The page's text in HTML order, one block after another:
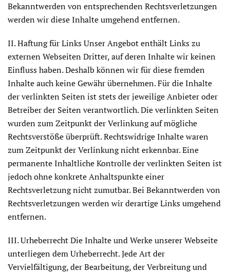
Bekanntwerden von entsprechenden Rechtsverletzungen
werden wir diese Inhalte umgehend entfernen.
II. Haftung für Links Unser Angebot enthält Links zu
externen Webseiten Dritter, auf deren Inhalte wir keinen
Einfluss haben. Deshalb können wir für diese fremden
Inhalte auch keine Gewähr übernehmen. Für die Inhalte
der verlinkten Seiten ist stets der jeweilige Anbieter oder
Betreiber der Seiten verantwortlich. Die verlinkten Seiten
wurden zum Zeitpunkt der Verlinkung auf mögliche
Rechtsverstöße überprüft. Rechtswidrige Inhalte waren
zum Zeitpunkt der Verlinkung nicht erkennbar. Eine
permanente Inhaltliche Kontrolle der verlinkten Seiten ist
jedoch ohne konkrete Anhaltspunkte einer
Rechtsverletzung nicht zumutbar. Bei Bekanntwerden von
Rechtsverletzungen werden wir derartige Links umgehend
entfernen.
III. Urheberrecht Die Inhalte und Werke unserer Webseite
unterliegen dem Urheberrecht. Jede Art der
Vervielfältigung, der Bearbeitung, der Verbreitung und